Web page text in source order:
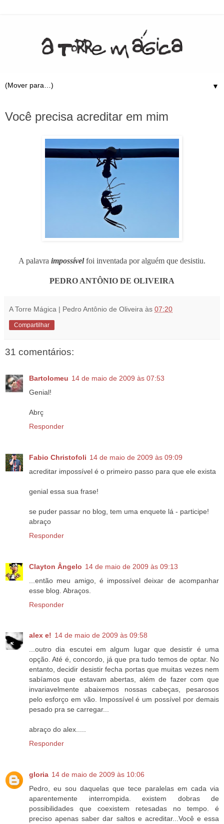
▼
Você precisa acreditar em mim
A palavra impossívelfoi inventada por alguém que desistiu.
PEDRO ANTÔNIO DE OLIVEIRA
A Torre Mágica | Pedro Antônio de Oliveira às 07:20
Compartilhar
31 comentários:
Bartolomeu 14 de maio de 2009 às 07:53
Genial!
Abrç
Responder
Fabio Christofoli 14 de maio de 2009 às 09:09
acreditar impossível é o primeiro passo para que ele exista
genial essa sua frase!
se puder passar no blog, tem uma enquete lá - participe!
abraço
Responder
Clayton Ângelo 14 de maio de 2009 às 09:13
...então meu amigo, é impossível deixar de acompanhar
esse blog. Abraços.
Responder
alex e! 14 de maio de 2009 às 09:58
...outro dia escutei em algum lugar que desistir é uma
opção. Até é, concordo, já que pra tudo temos de optar. No
entanto, decidir desistir fecha portas que muitas vezes nem
sabíamos que estavam abertas, além de fazer com que
invariavelmente abaixemos nossas cabeças, pesarosos
pelo esforço em vão. Impossível é um possível por demais
pesado pra se carregar...
abraço do alex.....
Responder
gloria 14 de maio de 2009 às 10:06
Pedro, eu sou daquelas que tece paralelas em cada via
aparentemente interrompida. existem dobras de
possibilidades que coexistem retesadas no tempo. é
preciso apenas saber dar saltos e acreditar...Você e essa